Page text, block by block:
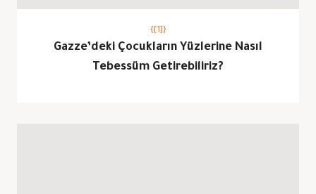
{[1]}
Gazze’deki Çocukların Yüzlerine Nasıl
Tebessüm Getirebiliriz?